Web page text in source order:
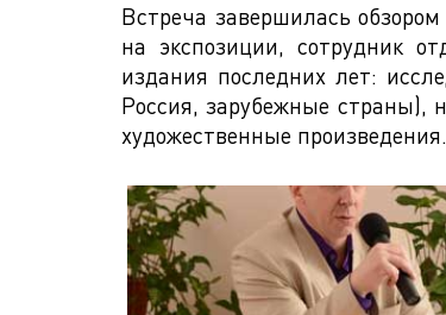
Встреча завершилась
на экспозиции, сотрудник
издания последних лет:
Россия, зарубежные страны),
художественные произведения.